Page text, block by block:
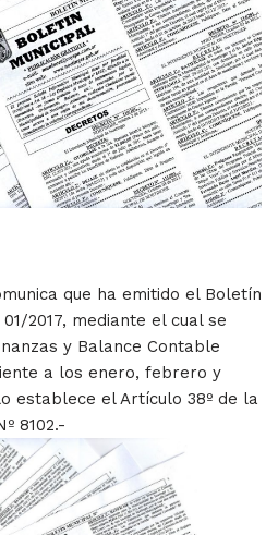
que ha emitido el Boletín
2017, mediante el cual se
y Balance Contable
a los enero, febrero y
establece el Artículo 38º de la
8102.-